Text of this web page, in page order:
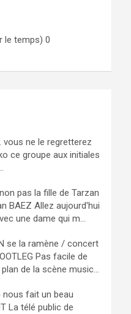
le temps) 0
vous ne le regretterez
ce groupe aux initiales
pas la fille de Tarzan
BAEZ Allez aujourd'hui
une dame qui m...
se la ramène / concert
Pas facile de
de la scène music...
nous fait un beau
La télé public de